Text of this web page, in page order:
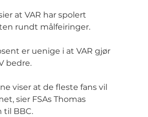
at VAR har spolert
rundt målfeiringer.
er uenige i at VAR gjør
bedre.
viser at de fleste fans vil
sier FSAs Thomas
til BBC.